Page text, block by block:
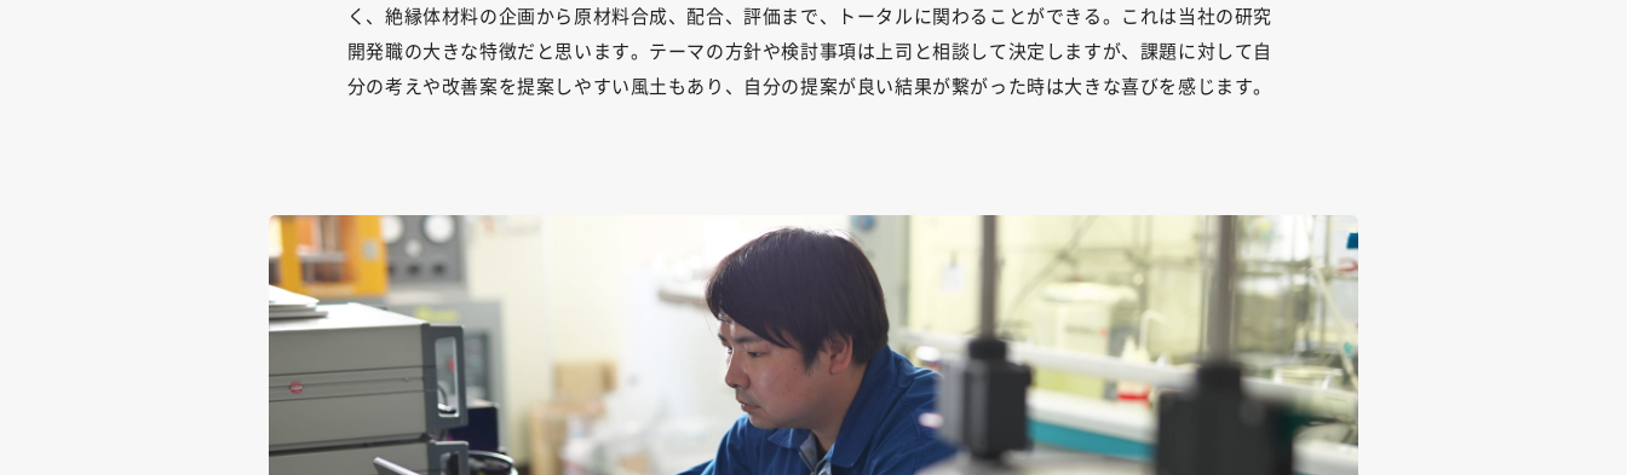
く、絶縁体材料の企画から原材料合成、配合、評価まで、トータルに関わることができる。これは当社の研究
開発職の大きな特徴だと思います。テーマの方針や検討事項は上司と相談して決定しますが、課題に対して自
分の考えや改善案を提案しやすい風土もあり、自分の提案が良い結果が繋がった時は大きな喜びを感じます。